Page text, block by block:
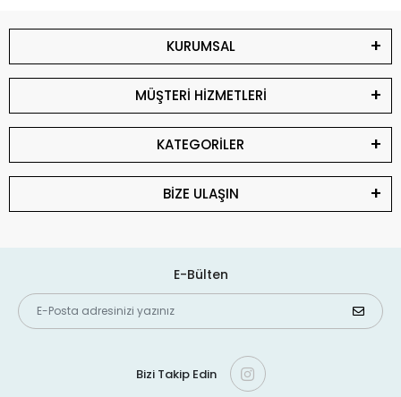
KURUMSAL
MÜŞTERİ HİZMETLERİ
KATEGORİLER
BİZE ULAŞIN
E-Bülten
Bizi Takip Edin